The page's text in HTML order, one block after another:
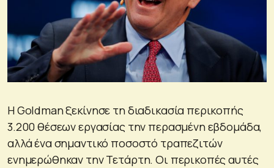
Η Goldman ξεκίνησε τη διαδικασία περικοπής
3.200 θέσεων εργασίας την περασμένη εβδομάδα,
αλλά ένα σημαντικό ποσοστό τραπεζιτών
ενημερώθηκαν την Τετάρτη. Οι περικοπές αυτές